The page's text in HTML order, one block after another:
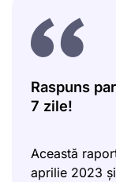
Raspuns
7 zile!
Această
aprilie 2023